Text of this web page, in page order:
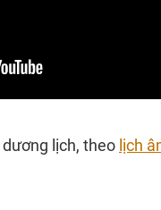
dương lịch, theo lịch